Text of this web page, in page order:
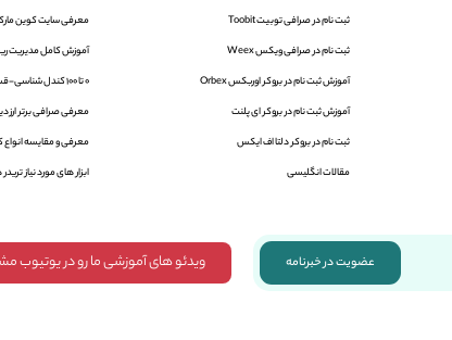
ثبت نام در صرافی توبیت Toobit
ثبت نام در صرافی ویکس Weex
آموزش ثبت نام در بروکر اوربکس Orbex
آموزش ثبت نام در بروکر ای پلنت
ثبت نام در بروکر دلتا اف ایکس
مقالات انگلیسی
معرفی سایت کوین
آموزش کامل مدیریت
0 تا 100 کندل شناسی-قسمت اول
معرفی صرافی برتر ارز
معرفی و مقایسه انواع
ابزار های مورد نیاز
عضویت در خبرنامه ویدئو های آموزشی ما رو در یوتیوب